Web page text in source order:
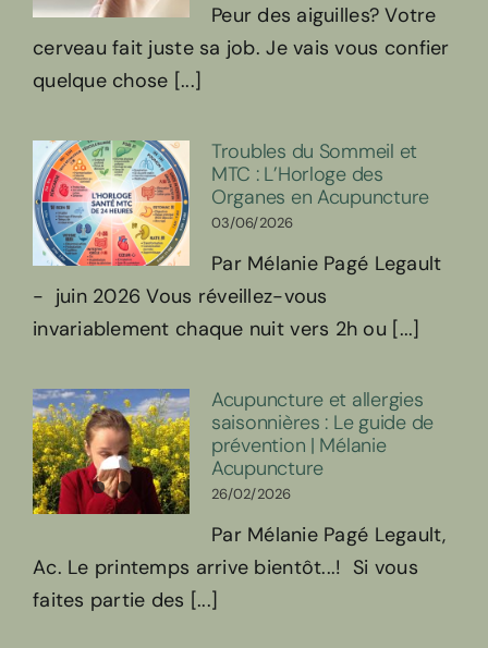
Peur des aiguilles? Votre
cerveau fait juste sa job. Je vais vous confier
quelque chose [...]
Troubles du Sommeil et
MTC : L’Horloge des
Organes en Acupuncture
03/06/2026
Par Mélanie Pagé Legault
- juin 2026 Vous réveillez-vous
invariablement chaque nuit vers 2h ou [...]
Acupuncture et allergies
saisonnières : Le guide de
prévention | Mélanie
Acupuncture
26/02/2026
Par Mélanie Pagé Legault,
Ac. Le printemps arrive bientôt...! Si vous
faites partie des [...]